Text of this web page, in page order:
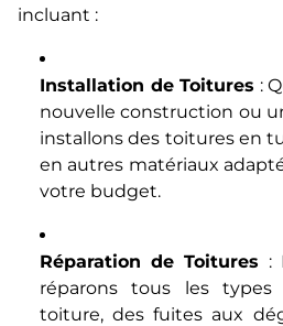
incluant :
Installation de Toitures :
nouvelle construction ou
installons des toitures en
en autres matériaux
votre budget.
Réparation de Toitures :
réparons tous les
toiture, des fuites aux